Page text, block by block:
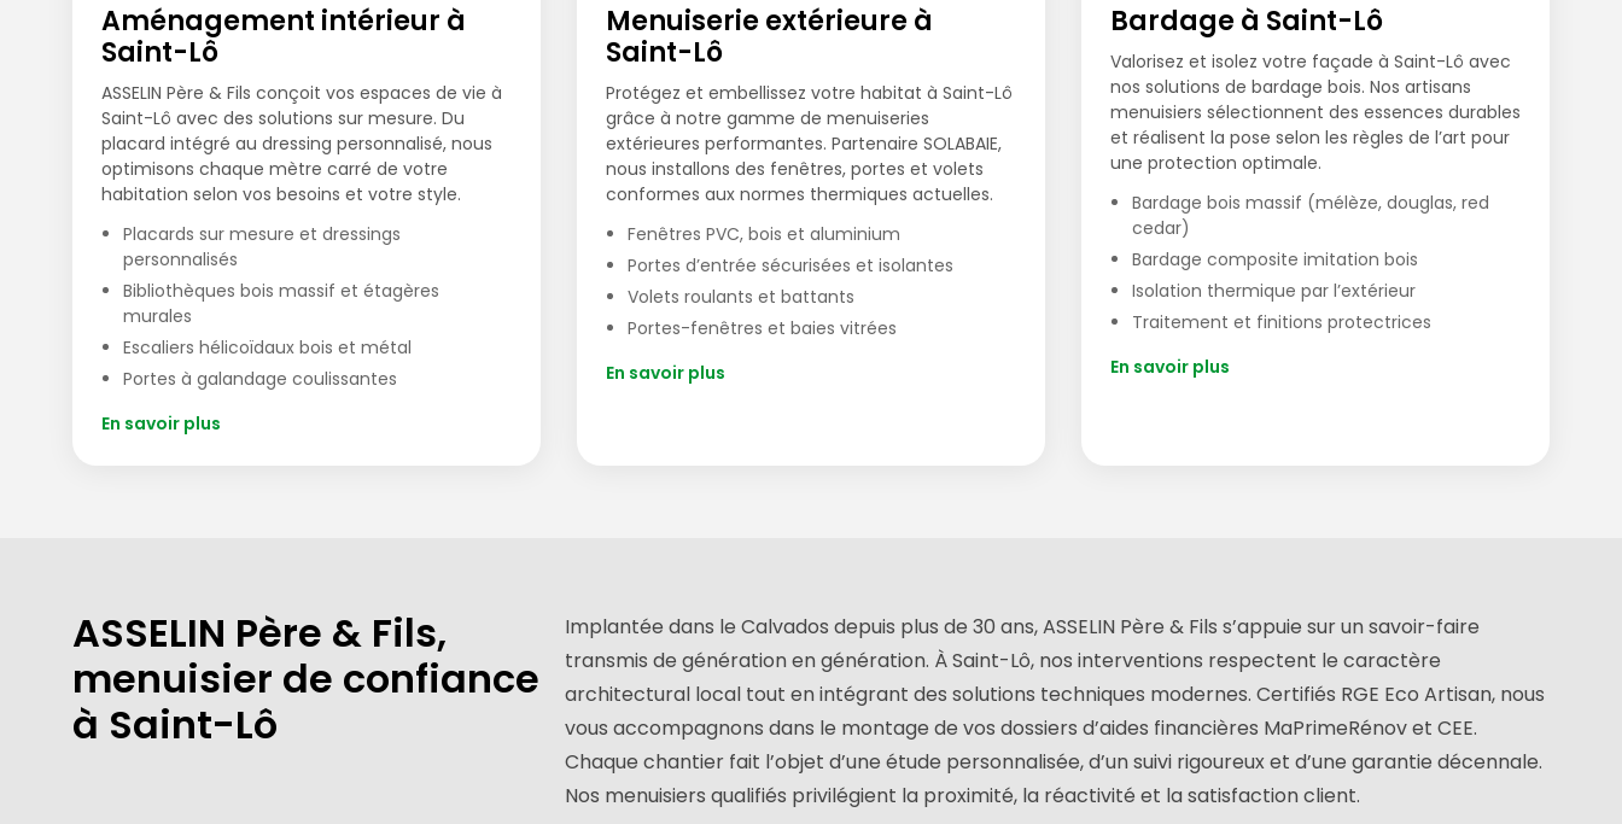
Aménagement intérieur à
Saint-Lô
ASSELIN Père & Fils conçoit vos espaces de vie à
Saint-Lô avec des solutions sur mesure. Du
placard intégré au dressing personnalisé, nous
optimisons chaque mètre carré de votre
habitation selon vos besoins et votre style.
Placards sur mesure et dressings
personnalisés
Bibliothèques bois massif et étagères
murales
Escaliers hélicoïdaux bois et métal
Portes à galandage coulissantes
En savoir plus
Menuiserie extérieure à
Saint-Lô
Protégez et embellissez votre habitat à Saint-Lô
grâce à notre gamme de menuiseries
extérieures performantes. Partenaire SOLABAIE,
nous installons des fenêtres, portes et volets
conformes aux normes thermiques actuelles.
Fenêtres PVC, bois et aluminium
Portes d’entrée sécurisées et isolantes
Volets roulants et battants
Portes-fenêtres et baies vitrées
En savoir plus
Bardage à Saint-Lô
Valorisez et isolez votre façade à Saint-Lô avec
nos solutions de bardage bois. Nos artisans
menuisiers sélectionnent des essences durables
et réalisent la pose selon les règles de l’art pour
une protection optimale.
Bardage bois massif (mélèze, douglas, red
cedar)
Bardage composite imitation bois
Isolation thermique par l’extérieur
Traitement et finitions protectrices
En savoir plus
ASSELIN Père & Fils,
menuisier de confiance
à Saint-Lô
Implantée dans le Calvados depuis plus de 30 ans, ASSELIN Père & Fils s’appuie sur un savoir-faire
transmis de génération en génération. À Saint-Lô, nos interventions respectent le caractère
architectural local tout en intégrant des solutions techniques modernes. Certifiés RGE Eco Artisan, nous
vous accompagnons dans le montage de vos dossiers d’aides financières MaPrimeRénov et CEE.
Chaque chantier fait l’objet d’une étude personnalisée, d’un suivi rigoureux et d’une garantie décennale.
Nos menuisiers qualifiés privilégient la proximité, la réactivité et la satisfaction client.